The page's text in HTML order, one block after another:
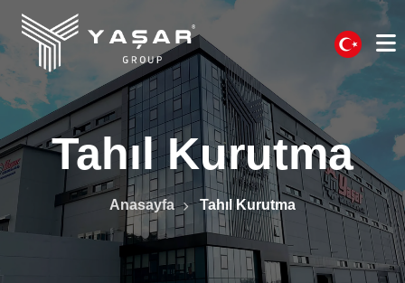
Tahıl Kurutma
Anasayfa Tahıl Kurutma